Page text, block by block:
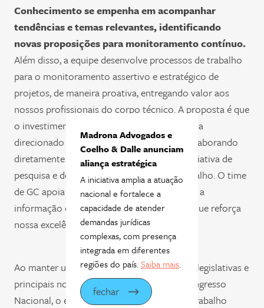
Conhecimento se empenha em acompanhar
tendências e temas relevantes, identificando
novas proposições para monitoramento contínuo.
Além disso, a equipe desenvolve processos de trabalho
para o monitoramento assertivo e estratégico de
projetos, de maneira proativa, entregando valor aos
nossos profissionais do corpo técnico. A proposta é que
o investimento de tempo dos advogados seja
direcionado para análises especializadas, colaborando
diretamente com o Madrona Lab, nossa iniciativa de
pesquisa e desenvolvimento do Madrona Fialho. O time
de GC apoia ativamente a iniciativa, levando a
informação certa para as pessoas certas, o que reforça
nossa excelência no apoio interno.
Ao manter um acompanhamento das casas legislativas e
principais notícias da Câmara, Senado e Congresso
Nacional, o escritório investe no apoio ao trabalho
Madrona Advogados e
Coelho & Dalle anunciam
aliança estratégica
A iniciativa amplia a atuação
nacional e fortalece a
capacidade de atender
demandas jurídicas
complexas, com presença
integrada em diferentes
regiões do país.Saiba mais.
fechar